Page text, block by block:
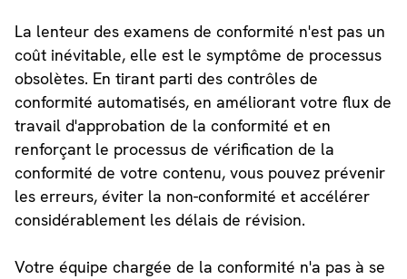
La lenteur des examens de conformité n'est pas un
coût inévitable, elle est le symptôme de processus
obsolètes. En tirant parti des contrôles de
conformité automatisés, en améliorant votre flux de
travail d'approbation de la conformité et en
renforçant le processus de vérification de la
conformité de votre contenu, vous pouvez prévenir
les erreurs, éviter la non-conformité et accélérer
considérablement les délais de révision.
Votre équipe chargée de la conformité n'a pas à se